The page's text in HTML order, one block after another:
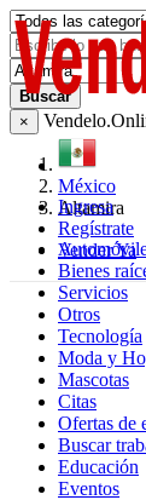
Ingresa
Regístrate
Vender Ya
Buscar
×
México
Altamira
Bienes
Servicios
Otros
Tecnología
Moda y
Mascotas
Citas
Ofertas de
Buscar
Educación
Eventos